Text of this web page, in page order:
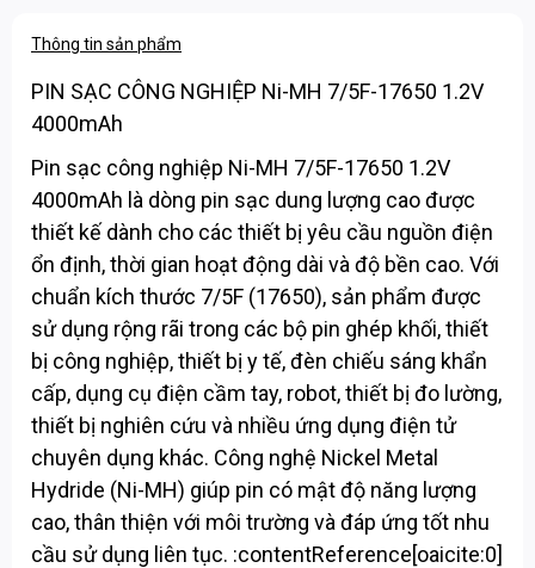
Thông tin sản phẩm
PIN SẠC CÔNG NGHIỆP Ni-MH 7/5F-17650 1.2V
4000mAh
Pin sạc công nghiệp Ni-MH 7/5F-17650 1.2V
4000mAh là dòng pin sạc dung lượng cao được
thiết kế dành cho các thiết bị yêu cầu nguồn điện
ổn định, thời gian hoạt động dài và độ bền cao. Với
chuẩn kích thước 7/5F (17650), sản phẩm được
sử dụng rộng rãi trong các bộ pin ghép khối, thiết
bị công nghiệp, thiết bị y tế, đèn chiếu sáng khẩn
cấp, dụng cụ điện cầm tay, robot, thiết bị đo lường,
thiết bị nghiên cứu và nhiều ứng dụng điện tử
chuyên dụng khác. Công nghệ Nickel Metal
Hydride (Ni-MH) giúp pin có mật độ năng lượng
cao, thân thiện với môi trường và đáp ứng tốt nhu
cầu sử dụng liên tục. :contentReference[oaicite:0]